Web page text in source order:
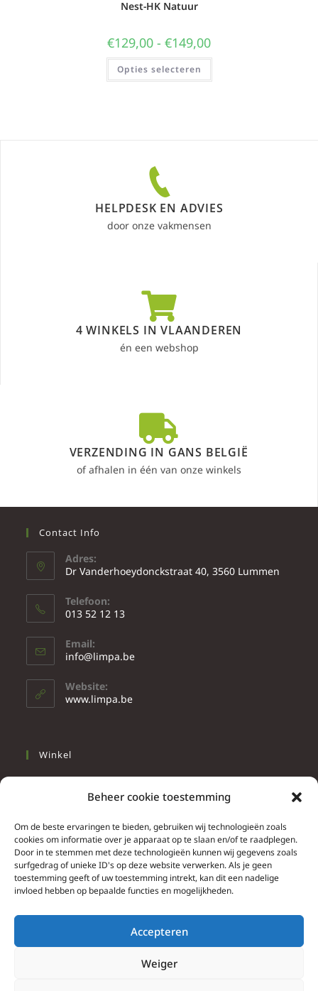
Beheer cookie toestemming
Om de beste ervaringen te bieden, gebruiken wij technologieën zoals
cookies om informatie over je apparaat op te slaan en/of te raadplegen.
Door in te stemmen met deze technologieën kunnen wij gegevens zoals
surfgedrag of unieke ID's op deze website verwerken. Als je geen
toestemming geeft of uw toestemming intrekt, kan dit een nadelige
invloed hebben op bepaalde functies en mogelijkheden.
Accepteren
Weiger
Nest-HK Natuur
€129,00 - €149,00
Opties selecteren
HELPDESK EN ADVIES
door onze vakmensen
4 WINKELS IN VLAANDEREN
én een webshop
VERZENDING IN GANS BELGIË
of afhalen in één van onze winkels
Contact Info
Adres:
Dr Vanderhoeydonckstraat 40, 3560 Lummen
Telefoon:
013 52 12 13
Email:
info@limpa.be
Website:
www.limpa.be
Winkel
Wonen
Info
Contacteer ons